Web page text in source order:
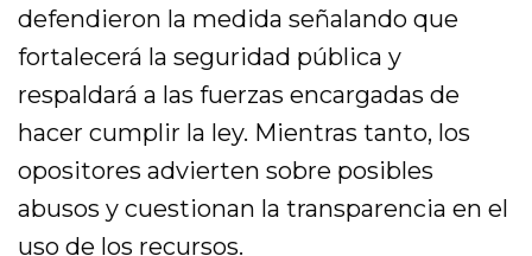
defendieron la medida señalando que
fortalecerá la seguridad pública y
respaldará a las fuerzas encargadas de
hacer cumplir la ley. Mientras tanto, los
opositores advierten sobre posibles
abusos y cuestionan la transparencia en el
uso de los recursos.